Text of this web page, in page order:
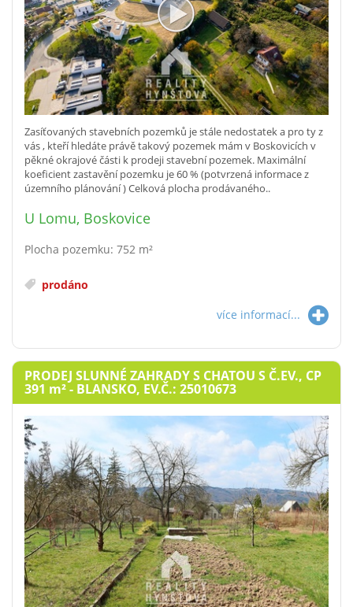
Zasíťovaných stavebních pozemků je stále nedostatek a pro ty z
vás , kteří hledáte právě takový pozemek mám v Boskovicích v
pěkné okrajové části k prodeji stavební pozemek. Maximální
koeficient zastavění pozemku je 60 % (potvrzená informace z
územního plánování ) Celková plocha prodávaného..
U Lomu, Boskovice
Plocha pozemku: 752 m²
prodáno
více informací...
PRODEJ SLUNNÉ ZAHRADY S CHATOU S Č.EV., CP
391 m²- BLANSKO, EV.Č.: 25010673